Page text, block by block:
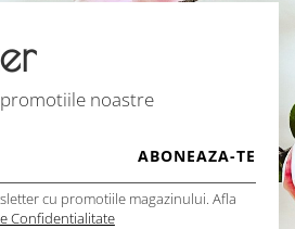
noastre
cu promotiile magazinului. Afla
Confidentialitate